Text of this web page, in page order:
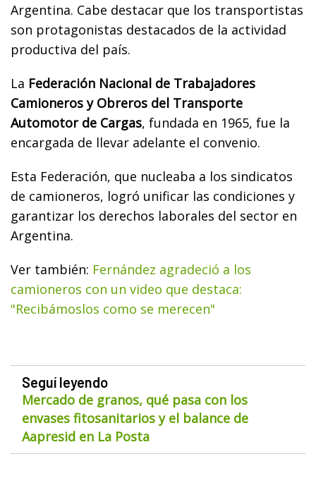
Argentina. Cabe destacar que los transportistas
son protagonistas destacados de la actividad
productiva del país.
La Federación Nacional de Trabajadores
Camioneros y Obreros del Transporte
Automotor de Cargas, fundada en 1965, fue la
encargada de llevar adelante el convenio.
Esta Federación, que nucleaba a los sindicatos
de camioneros, logró unificar las condiciones y
garantizar los derechos laborales del sector en
Argentina.
Ver también: Fernández agradeció a los
camioneros con un video que destaca:
"Recibámoslos como se merecen"
Seguí leyendo
Mercado de granos, qué pasa con los
envases fitosanitarios y el balance de
Aapresid en La Posta